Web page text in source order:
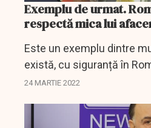
Exemplu de urmat.
respectă mica lui
Este un exemplu dintre
există, cu siguranță în
suflet mare și îndrăgostiți
ocrotesc ca pe...
24 MARTIE 2022